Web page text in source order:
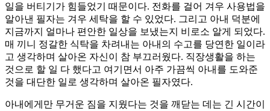
일을 버티기가 힘들었기 때문이다. 전화를 걸어 겨우 사용법을
알아낸 필자는 겨우 세탁을 할 수 있었다. 그리고 아내 덕분에
지금까지 얼마나 편안한 일상을 보냈는지 비로소 알게 되었다.
매 끼니 정갈한 식탁을 차려내는 아내의 수고를 당연한 일이라
고 생각하며 살아온 자신이 참 부끄러웠다. 직장생활을 하는
것으로 할 일 다 했다고 여기면서 아주 가끔씩 아내를 도와준
것을 대단한 일로 생각하며 살아온 필자였다.
아내에게만 무거운 짐을 지웠다는 것을 깨닫는 데는 긴 시간이